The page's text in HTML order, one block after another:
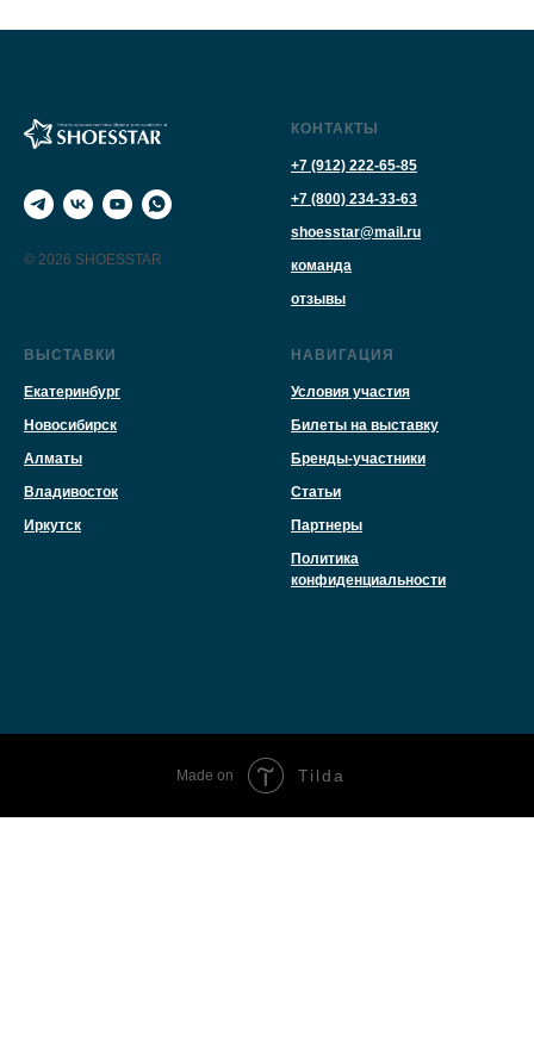
© 2026 SHOESSTAR
КОНТАКТЫ
+7 (912) 222-65-85
+7 (800) 234-33-63
shoesstar@mail.ru
команда
отзывы
ВЫСТАВКИ
Екатеринбург
Новосибирск
Алматы
Владивосток
Иркутск
НАВИГАЦИЯ
Условия участия
Билеты на выставку
Бренды-участники
Статьи
Партнеры
Политика
конфиденциальности
Made on Tilda